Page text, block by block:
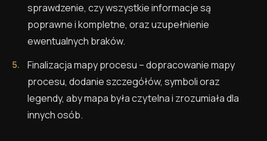
sprawdzenie, czy wszystkie informacje są
poprawne i kompletne, oraz uzupełnienie
ewentualnych braków.
Finalizacja mapy procesu – dopracowanie mapy
procesu, dodanie szczegółów, symboli oraz
legendy, aby mapa była czytelna i zrozumiała dla
innych osób.